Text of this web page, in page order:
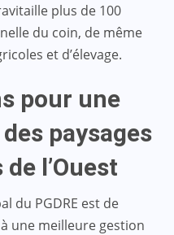
plus de 100
du coin, de même
et d’élevage.
pour une
paysages
l’Ouest
du PGDRE est de
une meilleure gestion